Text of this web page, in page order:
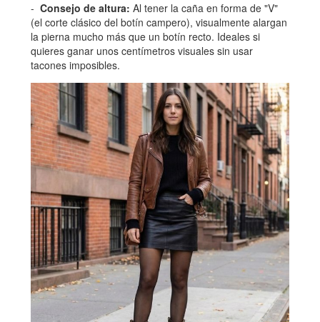
Consejo de altura: Al tener la caña en forma de "V"
(el corte clásico del botín campero), visualmente alargan
la pierna mucho más que un botín recto. Ideales si
quieres ganar unos centímetros visuales sin usar
tacones imposibles.